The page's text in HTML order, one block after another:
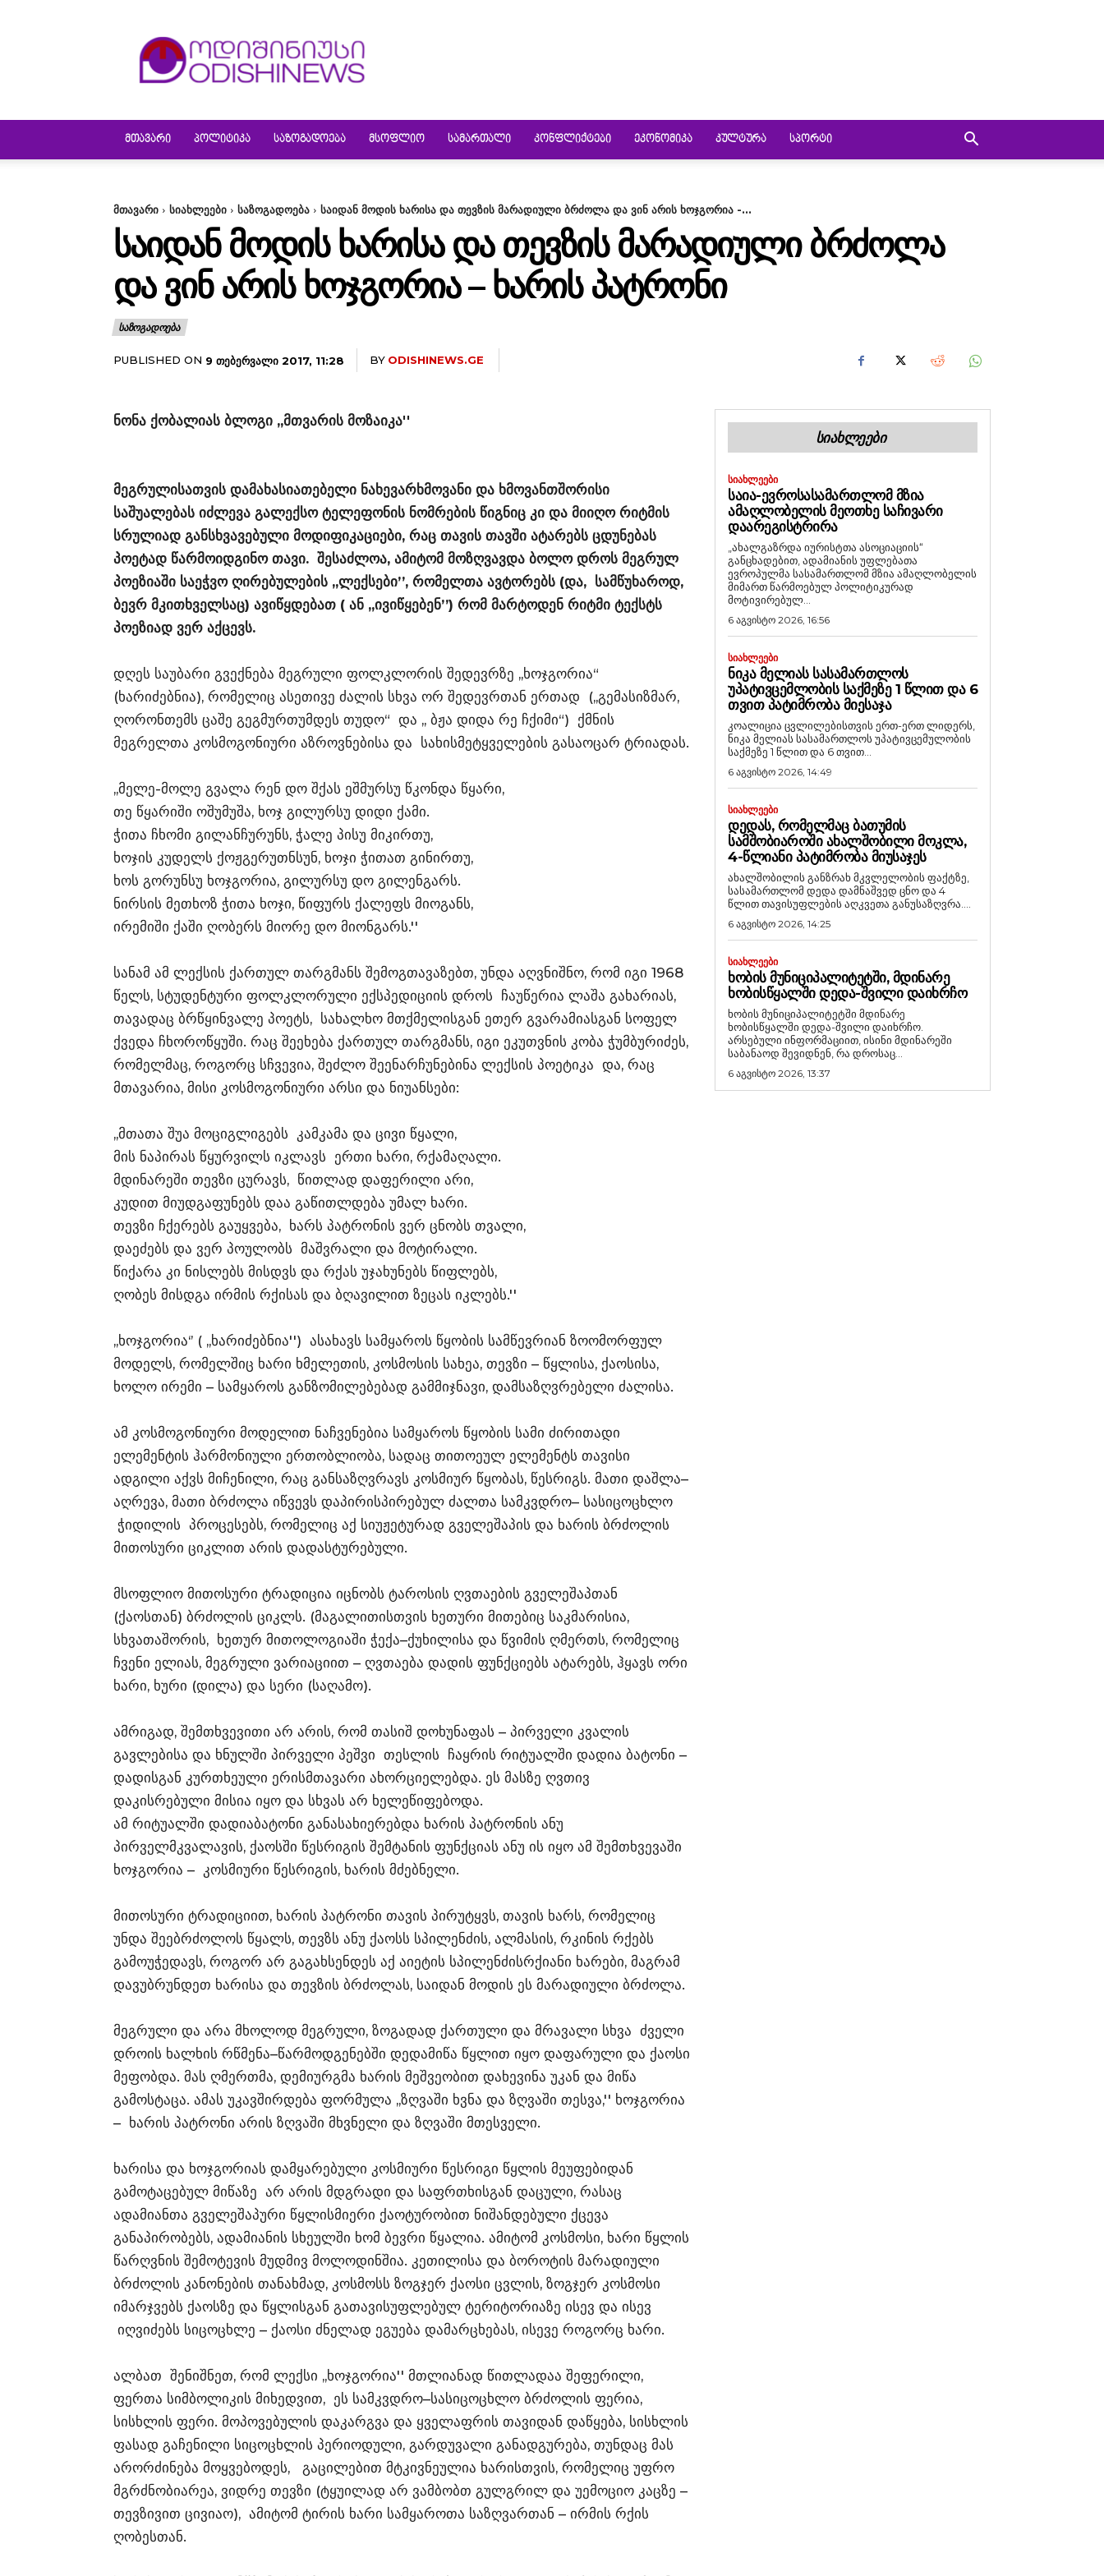
ᲛᲗᲐᲕᲐᲠᲘ ᲞᲝᲚᲘᲢᲘᲙᲐ ᲡᲐᲖᲝᲒᲐᲓᲝᲔᲑᲐ ᲛᲡᲝᲤᲚᲘᲝ ᲡᲐᲛᲐᲠᲗᲐᲚᲘ ᲙᲝᲜᲤᲚᲘᲥᲢᲔᲑᲘ ᲔᲙᲝᲜᲝᲛᲘᲙᲐ ᲙᲣᲚᲢᲣᲠᲐ ᲡᲞᲝᲠᲢᲘ
მთავარი სიახლეები საზოგადოება საიდან მოდის ხარისა და თევზის მარადიული ბრძოლა და ვინ არის ხოჯგორია -...
ᲡᲐᲘᲓᲐᲜ ᲛᲝᲓᲘᲡ ᲮᲐᲠᲘᲡᲐ ᲓᲐ ᲗᲔᲕᲖᲘᲡ ᲛᲐᲠᲐᲓᲘᲣᲚᲘ ᲑᲠᲫᲝᲚᲐ
ᲓᲐ ᲕᲘᲜ ᲐᲠᲘᲡ ᲮᲝᲯᲒᲝᲠᲘᲐ – ᲮᲐᲠᲘᲡ ᲞᲐᲢᲠᲝᲜᲘ
ᲡᲐᲖᲝᲒᲐᲓᲝᲔᲑᲐ
PUBLISHED ON 9 ᲗᲔᲑᲔᲠᲕᲐᲚᲘ 2017, 11:28 BY ODISHINEWS.GE
ნონა ქობალიას ბლოგი ,,მთვარის მოზაიკა''
მეგრულისათვის დამახასიათებელი ნახევარხმოვანი და ხმოვანთშორისი
საშუალებას იძლევა გალექსო ტელეფონის ნომრების წიგნიც კი და მიიღო რიტმის
სრულიად განსხვავებული მოდიფიკაციები, რაც თავის თავში ატარებს ცდუნებას
პოეტად წარმოიდგინო თავი. შესაძლოა, ამიტომ მოზღვავდა ბოლო დროს მეგრულ
პოეზიაში საეჭვო ღირებულების ,,ლექსები’’, რომელთა ავტორებს (და, სამწუხაროდ,
ბევრ მკითხველსაც) ავიწყდებათ ( ან ,,ივიწყებენ’’) რომ მარტოდენ რიტმი ტექსტს
პოეზიად ვერ აქცევს.
დღეს საუბარი გვექნება მეგრული ფოლკლორის შედევრზე ,,ხოჯგორია“
(ხარიძებნია), რომელიც ასეთივე ძალის სხვა ორ შედევრთან ერთად (,,გემასიზმარ,
ღორონთემს ცაშე გეგმურთუმდეს თუდო“ და ,, ბჟა დიდა რე ჩქიმი“) ქმნის
მეგრელთა კოსმოგონიური აზროვნებისა და სახისმეტყველების გასაოცარ ტრიადას.
,,მელე-მოლე გვალა რენ დო შქას ეშმურსუ წკონდა წყარი,
თე წყარიში ოშუმუშა, ხოჯ გილურსუ დიდი ქამი.
ჭითა ჩხომი გილანჩურუნს, ჭალე პისუ მიკირთუ,
ხოჯის კუდელს ქოჟგერუთნსუნ, ხოჯი ჭითათ გინირთუ,
ხოს გორუნსუ ხოჯგორია, გილურსუ დო გილენგარს.
ნირსის მეთხოზ ჭითა ხოჯი, წიფურს ქალეფს მიოგანს,
ირემიში ქაში ღობერს მიორე დო მიონგარს.''
სანამ ამ ლექსის ქართულ თარგმანს შემოგთავაზებთ, უნდა აღვნიშნო, რომ იგი 1968
წელს, სტუდენტური ფოლკლორული ექსპედიციის დროს ჩაუწერია ლაშა გახარიას,
თავადაც ბრწყინვალე პოეტს, სახალხო მთქმელისგან ეთერ გვარამიასგან სოფელ
ქვედა ჩხოროწყუში. რაც შეეხება ქართულ თარგმანს, იგი ეკუთვნის კობა ჭუმბურიძეს,
რომელმაც, როგორც სჩვევია, შეძლო შეენარჩუნებინა ლექსის პოეტიკა და, რაც
მთავარია, მისი კოსმოგონიური არსი და ნიუანსები:
,,მთათა შუა მოციგლიგებს კამკამა და ცივი წყალი,
მის ნაპირას წყურვილს იკლავს ერთი ხარი, რქამაღალი.
მდინარეში თევზი ცურავს, წითლად დაფერილი არი,
კუდით მიუდგაფუნებს დაა გაწითლდება უმალ ხარი.
თევზი ჩქერებს გაუყვება, ხარს პატრონის ვერ ცნობს თვალი,
დაეძებს და ვერ პოულობს მაშვრალი და მოტირალი.
წიქარა კი ნისლებს მისდვს და რქას უჯახუნებს წიფლებს,
ღობეს მისდგა ირმის რქისას და ბღავილით ზეცას იკლებს.''
,,ხოჯგორია‘’ ( ,,ხარიძებნია'') ასახავს სამყაროს წყობის სამწევრიან ზოომორფულ
მოდელს, რომელშიც ხარი ხმელეთის, კოსმოსის სახეა, თევზი – წყლისა, ქაოსისა,
ხოლო ირემი – სამყაროს განზომილებებად გამმიჯნავი, დამსაზღვრებელი ძალისა.
ამ კოსმოგონიური მოდელით ნაჩვენებია სამყაროს წყობის სამი ძირითადი
ელემენტის ჰარმონიული ერთობლიობა, სადაც თითოეულ ელემენტს თავისი
ადგილი აქვს მიჩენილი, რაც განსაზღვრავს კოსმიურ წყობას, წესრიგს. მათი დაშლა–
აღრევა, მათი ბრძოლა იწვევს დაპირისპირებულ ძალთა სამკვდრო– სასიცოცხლო
ჭიდილის პროცესებს, რომელიც აქ სიუჟეტურად გველეშაპის და ხარის ბრძოლის
მითოსური ციკლით არის დადასტურებული.
მსოფლიო მითოსური ტრადიცია იცნობს ტაროსის ღვთაების გველეშაპთან
(ქაოსთან) ბრძოლის ციკლს. (მაგალითისთვის ხეთური მითებიც საკმარისია,
სხვათაშორის, ხეთურ მითოლოგიაში ჭექა–ქუხილისა და წვიმის ღმერთს, რომელიც
ჩვენი ელიას, მეგრული ვარიაციით – ღვთაება დადის ფუნქციებს ატარებს, ჰყავს ორი
ხარი, ხური (დილა) და სერი (საღამო).
ამრიგად, შემთხვევითი არ არის, რომ თასიშ დოხუნაფას – პირველი კვალის
გავლებისა და ხნულში პირველი პეშვი თესლის ჩაყრის რიტუალში დადია ბატონი –
დადისგან კურთხეული ერისმთავარი ახორციელებდა. ეს მასზე ღვთივ
დაკისრებული მისია იყო და სხვას არ ხელეწიფებოდა.
ამ რიტუალში დადიაბატონი განასახიერებდა ხარის პატრონის ანუ
პირველმკვალავის, ქაოსში წესრიგის შემტანის ფუნქციას ანუ ის იყო ამ შემთხვევაში
ხოჯგორია – კოსმიური წესრიგის, ხარის მძებნელი.
მითოსური ტრადიციით, ხარის პატრონი თავის პირუტყვს, თავის ხარს, რომელიც
უნდა შეებრძოლოს წყალს, თევზს ანუ ქაოსს სპილენძის, ალმასის, რკინის რქებს
გამოუჭედავს, როგორ არ გაგახსენდეს აქ აიეტის სპილენძისრქიანი ხარები, მაგრამ
დავუბრუნდეთ ხარისა და თევზის ბრძოლას, საიდან მოდის ეს მარადიული ბრძოლა.
მეგრული და არა მხოლოდ მეგრული, ზოგადად ქართული და მრავალი სხვა ძველი
დროის ხალხის რწმენა–წარმოდგენებში დედამიწა წყლით იყო დაფარული და ქაოსი
მეფობდა. მას ღმერთმა, დემიურგმა ხარის მეშვეობით დახევინა უკან და მიწა
გამოსტაცა. ამას უკავშირდება ფორმულა ,,ზღვაში ხვნა და ზღვაში თესვა,'' ხოჯგორია
– ხარის პატრონი არის ზღვაში მხვნელი და ზღვაში მთესველი.
ხარისა და ხოჯგორიას დამყარებული კოსმიური წესრიგი წყლის მეუფებიდან
გამოტაცებულ მიწაზე არ არის მდგრადი და საფრთხისგან დაცული, რასაც
ადამიანთა გველეშაპური წყლისმიერი ქაოტურობით ნიშანდებული ქცევა
განაპირობებს, ადამიანის სხეულში ხომ ბევრი წყალია. ამიტომ კოსმოსი, ხარი წყლის
წარღვნის შემოტევის მუდმივ მოლოდინშია. კეთილისა და ბოროტის მარადიული
ბრძოლის კანონების თანახმად, კოსმოსს ზოგჯერ ქაოსი ცვლის, ზოგჯერ კოსმოსი
იმარჯვებს ქაოსზე და წყლისგან გათავისუფლებულ ტერიტორიაზე ისევ და ისევ
იღვიძებს სიცოცხლე – ქაოსი ძნელად ეგუება დამარცხებას, ისევე როგორც ხარი.
ალბათ შენიშნეთ, რომ ლექსი ,,ხოჯგორია'' მთლიანად წითლადაა შეფერილი,
ფერთა სიმბოლიკის მიხედვით, ეს სამკვდრო–სასიცოცხლო ბრძოლის ფერია,
სისხლის ფერი. მოპოვებულის დაკარგვა და ყველაფრის თავიდან დაწყება, სისხლის
ფასად გაჩენილი სიცოცხლის პერიოდული, გარდუვალი განადგურება, თუნდაც მას
არორძინება მოყვებოდეს, გაცილებით მტკივნეულია ხარისთვის, რომელიც უფრო
მგრძნობიარეა, ვიდრე თევზი (ტყუილად არ ვამბობთ გულგრილ და უემოციო კაცზე –
თევზივით ცივიაო), ამიტომ ტირის ხარი სამყაროთა საზღვართან – ირმის რქის
ღობესთან.
ᲡᲘᲐᲮᲚᲔᲔᲑᲘ
ᲡᲘᲐᲮᲚᲔᲔᲑᲘ
ᲡᲐᲘᲐ-ᲔᲕᲠᲝᲡᲐᲡᲐᲛᲐᲠᲗᲚᲝᲛ ᲛᲖᲘᲐ
ᲐᲛᲐᲦᲚᲝᲑᲔᲚᲘᲡ ᲛᲔᲝᲗᲮᲔ ᲡᲐᲩᲘᲕᲐᲠᲘ
ᲓᲐᲐᲠᲔᲒᲘᲡᲢᲠᲘᲠᲐ
„ახალგაზრდა იურისტთა ასოციაციის“
განცხადებით, ადამიანის უფლებათა
ევროპულმა სასამართლომ მზია ამაღლობელის
მიმართ წარმოებულ პოლიტიკურად
მოტივირებულ...
6 აგვისტო 2026, 16:56
ᲡᲘᲐᲮᲚᲔᲔᲑᲘ
ᲜᲘᲙᲐ ᲛᲔᲚᲘᲐᲡ ᲡᲐᲡᲐᲛᲐᲠᲗᲚᲝᲡ
ᲣᲞᲐᲢᲘᲕᲪᲔᲛᲚᲝᲑᲘᲡ ᲡᲐᲥᲛᲔᲖᲔ 1 ᲬᲚᲘᲗ ᲓᲐ 6
ᲗᲕᲘᲗ ᲞᲐᲢᲘᲛᲠᲝᲑᲐ ᲛᲘᲔᲡᲐᲯᲐ
კოალიცია ცვლილებისთვის ერთ-ერთ ლიდერს,
ნიკა მელიას სასამართლოს უპატივცემულობის
საქმეზე 1 წლით და 6 თვით...
6 აგვისტო 2026, 14:49
ᲡᲘᲐᲮᲚᲔᲔᲑᲘ
ᲓᲔᲓᲐᲡ, ᲠᲝᲛᲔᲚᲛᲐᲪ ᲑᲐᲗᲣᲛᲘᲡ
ᲡᲐᲛᲨᲝᲑᲘᲐᲠᲝᲨᲘ ᲐᲮᲐᲚᲨᲝᲑᲘᲚᲘ ᲛᲝᲙᲚᲐ,
4-ᲬᲚᲘᲐᲜᲘ ᲞᲐᲢᲘᲛᲠᲝᲑᲐ ᲛᲘᲣᲡᲐᲯᲔᲡ
ახალშობილის განზრახ მკვლელობის ფაქტზე,
სასამართლომ დედა დამნაშვედ ცნო და 4
წლით თავისუფლების აღკვეთა განუსაზღვრა....
6 აგვისტო 2026, 14:25
ᲡᲘᲐᲮᲚᲔᲔᲑᲘ
ᲮᲝᲑᲘᲡ ᲛᲣᲜᲘᲪᲘᲞᲐᲚᲘᲢᲔᲢᲨᲘ, ᲛᲓᲘᲜᲐᲠᲔ
ᲮᲝᲑᲘᲡᲬᲧᲐᲚᲨᲘ ᲓᲔᲓᲐ-ᲨᲕᲘᲚᲘ ᲓᲐᲘᲮᲠᲩᲝ
ხობის მუნიციპალიტეტში მდინარე
ხობისწყალში დედა-შვილი დაიხრჩო.
არსებული ინფორმაციით, ისინი მდინარეში
საბანაოდ შევიდნენ, რა დროსაც...
6 აგვისტო 2026, 13:37